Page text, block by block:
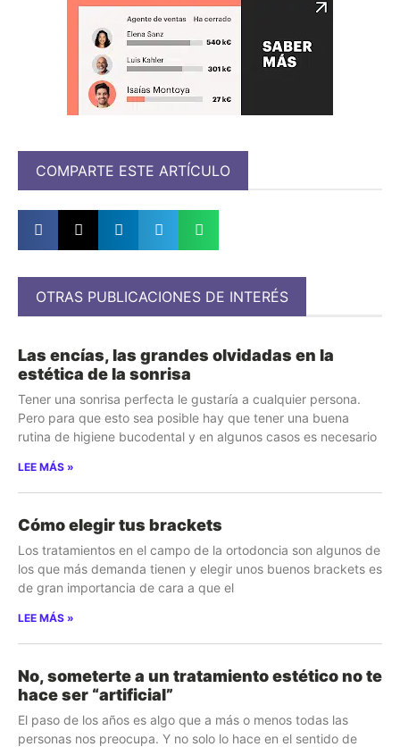
COMPARTE ESTE ARTÍCULO
OTRAS PUBLICACIONES DE INTERÉS
Las encías, las grandes olvidadas en la
estética de la sonrisa
Tener una sonrisa perfecta le gustaría a cualquier persona.
Pero para que esto sea posible hay que tener una buena
rutina de higiene bucodental y en algunos casos es necesario
LEE MÁS »
Cómo elegir tus brackets
Los tratamientos en el campo de la ortodoncia son algunos de
los que más demanda tienen y elegir unos buenos brackets es
de gran importancia de cara a que el
LEE MÁS »
No, someterte a un tratamiento estético no te
hace ser “artificial”
El paso de los años es algo que a más o menos todas las
personas nos preocupa. Y no solo lo hace en el sentido de